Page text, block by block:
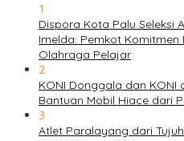
1
Dispora Kota Palu Seleksi
Imelda: Pemkot
Olahraga Pelajar
2
KONI Donggala dan
Bantuan Mobil Hiace dari
3
Atlet Paralayang dari